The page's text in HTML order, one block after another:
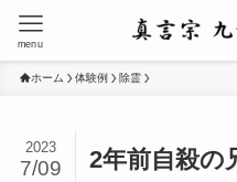
menu
ホーム 体験例 除霊
2年前自殺の
2023
7/09